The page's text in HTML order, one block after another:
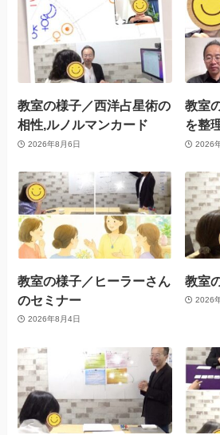
教室の様子／西洋占星術の
相性,ルノルマンカード
2026年8月6日
教室
を整
2026
教室の様子／ヒーラーさん
のセミナー
2026年8月4日
教室
2026